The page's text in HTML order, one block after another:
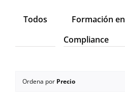
Todos
Formación en
Compliance
Ordena por Precio